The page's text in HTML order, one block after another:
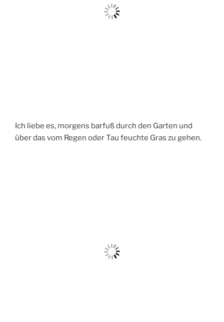
Ich liebe es, morgens barfuß durch den Garten und
über das vom Regen oder Tau feuchte Gras zu gehen.